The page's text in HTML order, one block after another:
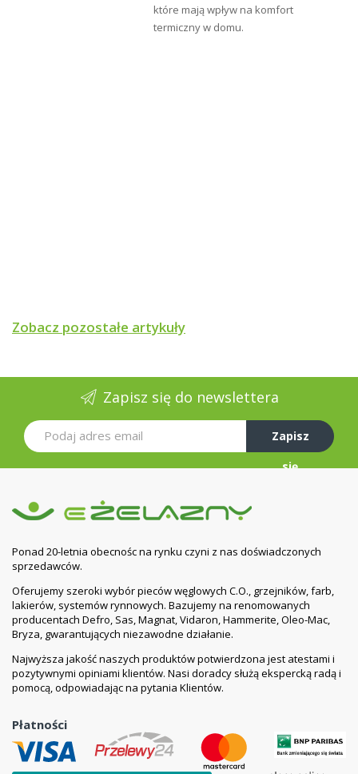
które mają wpływ na komfort
termiczny w domu.
Zobacz pozostałe artykuły
Zapisz się do newslettera
Zapisz
się
Ponad 20-letnia obecnośc na rynku czyni z nas doświadczonych
sprzedawców.
Oferujemy szeroki wybór pieców węglowych C.O., grzejników, farb,
lakierów, systemów rynnowych. Bazujemy na renomowanych
producentach Defro, Sas, Magnat, Vidaron, Hammerite, Oleo-Mac,
Bryza, gwarantujących niezawodne działanie.
Najwyższa jakość naszych produktów potwierdzona jest atestami i
pozytywnymi opiniami klientów. Nasi doradcy służą ekspercką radą i
pomocą, odpowiadając na pytania Klientów.
Płatności